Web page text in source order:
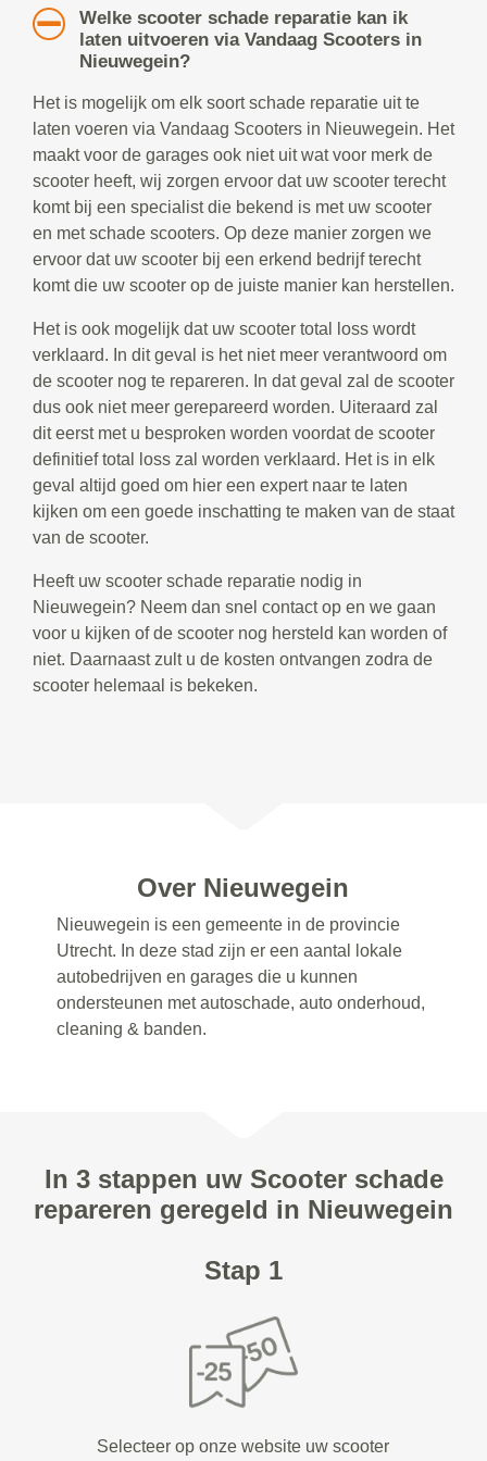
Welke scooter schade reparatie kan ik
laten uitvoeren via Vandaag Scooters in
Nieuwegein?
Het is mogelijk om elk soort schade reparatie uit te
laten voeren via Vandaag Scooters in Nieuwegein. Het
maakt voor de garages ook niet uit wat voor merk de
scooter heeft, wij zorgen ervoor dat uw scooter terecht
komt bij een specialist die bekend is met uw scooter
en met schade scooters. Op deze manier zorgen we
ervoor dat uw scooter bij een erkend bedrijf terecht
komt die uw scooter op de juiste manier kan herstellen.
Het is ook mogelijk dat uw scooter total loss wordt
verklaard. In dit geval is het niet meer verantwoord om
de scooter nog te repareren. In dat geval zal de scooter
dus ook niet meer gerepareerd worden. Uiteraard zal
dit eerst met u besproken worden voordat de scooter
definitief total loss zal worden verklaard. Het is in elk
geval altijd goed om hier een expert naar te laten
kijken om een goede inschatting te maken van de staat
van de scooter.
Heeft uw scooter schade reparatie nodig in
Nieuwegein? Neem dan snel contact op en we gaan
voor u kijken of de scooter nog hersteld kan worden of
niet. Daarnaast zult u de kosten ontvangen zodra de
scooter helemaal is bekeken.
Over Nieuwegein
Nieuwegein is een gemeente in de provincie
Utrecht. In deze stad zijn er een aantal lokale
autobedrijven en garages die u kunnen
ondersteunen met autoschade, auto onderhoud,
cleaning & banden.
In 3 stappen uw Scooter schade
repareren geregeld in Nieuwegein
Stap 1
Selecteer op onze website uw scooter